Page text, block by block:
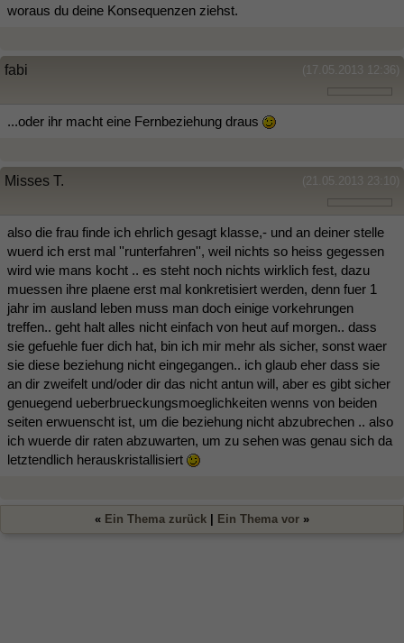
woraus du deine Konsequenzen ziehst.
(17.05.2013 12:36)
fabi
...oder ihr macht eine Fernbeziehung draus
(21.05.2013 23:10)
Misses T.
also die frau finde ich ehrlich gesagt klasse,- und an deiner stelle
wuerd ich erst mal ''runterfahren'', weil nichts so heiss gegessen
wird wie mans kocht .. es steht noch nichts wirklich fest, dazu
muessen ihre plaene erst mal konkretisiert werden, denn fuer 1
jahr im ausland leben muss man doch einige vorkehrungen
treffen.. geht halt alles nicht einfach von heut auf morgen.. dass
sie gefuehle fuer dich hat, bin ich mir mehr als sicher, sonst waer
sie diese beziehung nicht eingegangen.. ich glaub eher dass sie
an dir zweifelt und/oder dir das nicht antun will, aber es gibt sicher
genuegend ueberbrueckungsmoeglichkeiten wenns von beiden
seiten erwuenscht ist, um die beziehung nicht abzubrechen .. also
ich wuerde dir raten abzuwarten, um zu sehen was genau sich da
letztendlich herauskristallisiert
« Ein Thema zurück Ein Thema vor »